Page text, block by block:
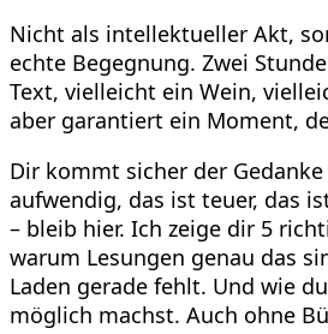
Nicht als intellektueller Akt,
echte Begegnung. Zwei
Text, vielleicht ein Wein,
aber garantiert ein Moment,
Dir kommt sicher der Gedanke
aufwendig, das ist teuer, das
– bleib hier. Ich zeige dir 5
warum Lesungen genau das
Laden gerade fehlt. Und wie
möglich machst. Auch ohne